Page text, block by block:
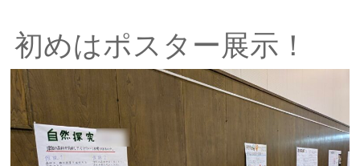
初めはポスター展示！